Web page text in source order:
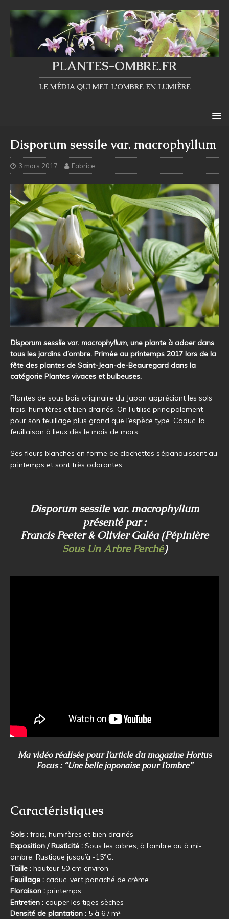
PLANTES-OMBRE.FR
LE MÉDIA QUI MET L'OMBRE EN LUMIÈRE
Disporum sessile var. macrophyllum
3 mars 2017 Fabrice
Disporum sessile var. macrophyllum, une plante à adoer dans
tous les jardins d’ombre. Primée au printemps 2017 lors de la
fête des plantes de Saint-Jean-de-Beauregard dans la
catégorie Plantes vivaces et bulbeuses.
Plantes de sous bois originaire du Japon appréciant les sols
frais, humifères et bien drainés. On l’utilise principalement
pour son feuillage plus grand que l’espèce type. Caduc, la
feuillaison à lieux dès le mois de mars.
Ses fleurs blanches en forme de clochettes s’épanouissent au
printemps et sont très odorantes.
Disporum sessile var. macrophyllum
présenté par :
Francis Peeter & Olivier Galéa (Pépinière
Sous Un Arbre Perché)
Ma vidéo réalisée pour l’article du magazine Hortus
Focus : “Une belle japonaise pour l’ombre”
Caractéristiques
Sols : frais, humifères et bien drainés
Exposition / Rusticité : Sous les arbres, à l’ombre ou à mi-
ombre. Rustique jusqu’à -15°C.
Taille : hauteur 50 cm environ
Feuillage : caduc, vert panaché de crème
Floraison : printemps
Entretien : couper les tiges sèches
Densité de plantation : 5 à 6 / m²